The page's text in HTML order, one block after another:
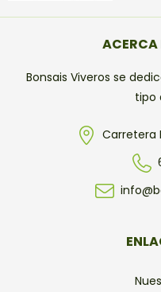
ACERCA
Bonsais Viveros se
tipo
Carretera